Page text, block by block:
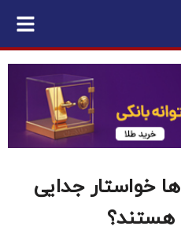
خواستار جدایی
هستند؟